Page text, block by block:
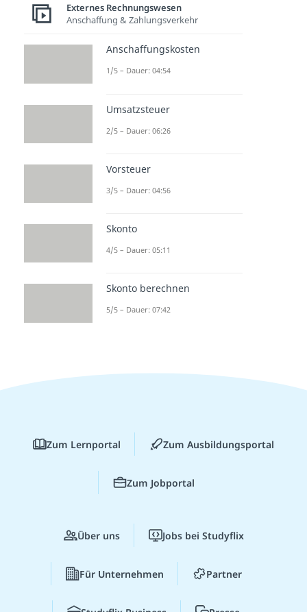
Externes Rechnungswesen
Anschaffung & Zahlungsverkehr
Anschaffungskosten
1/5 – Dauer: 04:54
Umsatzsteuer
2/5 – Dauer: 06:26
Vorsteuer
3/5 – Dauer: 04:56
Skonto
4/5 – Dauer: 05:11
Skonto berechnen
5/5 – Dauer: 07:42
Zum Lernportal Zum Ausbildungsportal
Zum Jobportal
Über uns Jobs bei Studyflix
Für Unternehmen Partner